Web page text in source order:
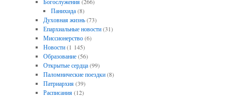
Панихида(8)
Духовная жизнь(73)
Епархиальные новости(31)
Миссионерство(6)
Новости(1 145)
Образование(56)
Открытые сердца(99)
Паломнические поездки(8)
Патриархия(39)
Расписания(12)